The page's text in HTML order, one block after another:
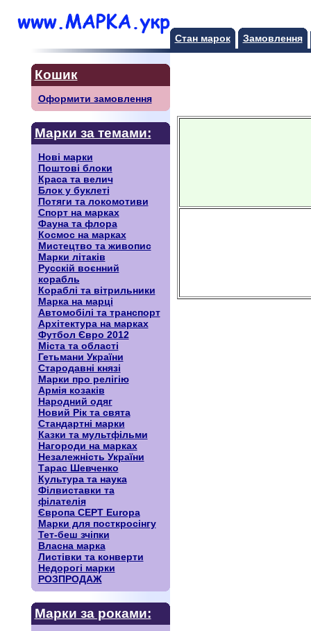
Стан марок Замовлення
Кошик
Оформити замовлення
Марки за темами:
Нові марки
Поштові блоки
Краса та велич
Блок у буклеті
Потяги та локомотиви
Спорт на марках
Фауна та флора
Космос на марках
Мистецтво та живопис
Марки літаків
Русскiй воєнний
корабль
Кораблі та вітрильники
Марка на марці
Автомобілі та транспорт
Архітектура на марках
Футбол Євро 2012
Міста та області
Гетьмани України
Стародавні князі
Марки про релігію
Армія козаків
Народний одяг
Новий Рік та свята
Стандартні марки
Казки та мультфільми
Нагороди на марках
Незалежність України
Тарас Шевченко
Культура та наука
Філвиставки та
філателія
Європа CEPT Europa
Марки для посткросінгу
Тет-беш зчіпки
Власна марка
Листівки та конверти
Недорогі марки
РОЗПРОДАЖ
Марки за роками: